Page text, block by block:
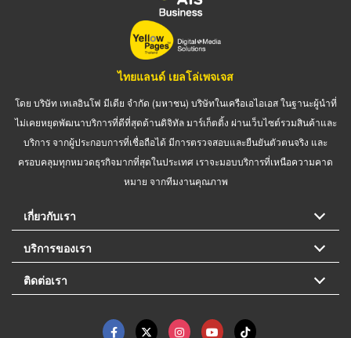
ไทยแลนด์ เยลโล่เพจเจส
โดย บริษัท เทเลอินโฟ มีเดีย จำกัด (มหาชน) บริษัทในเครือเอไอเอส ในฐานะผู้นำที่
ไม่เคยหยุดพัฒนาบริการที่ดีที่สุดด้านดิจิทัล มาร์เก็ตติ้ง ผ่านเว็บไซต์รวมสินค้าและ
บริการ จากผู้ประกอบการที่เชื่อถือได้ มีการตรวจสอบและยืนยันตัวตนจริง และ
ครอบคลุมทุกหมวดธุรกิจมากที่สุดในประเทศ เราจะมอบบริการที่เหนือความคาด
หมาย จากทีมงานคุณภาพ
เกี่ยวกับเรา
บริการของเรา
ติดต่อเรา